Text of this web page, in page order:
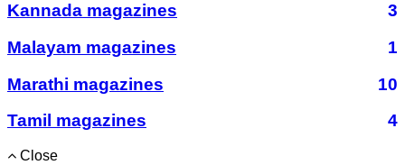
Kannada magazines
3
Malayam magazines
1
Marathi magazines
10
Tamil magazines
4
Close